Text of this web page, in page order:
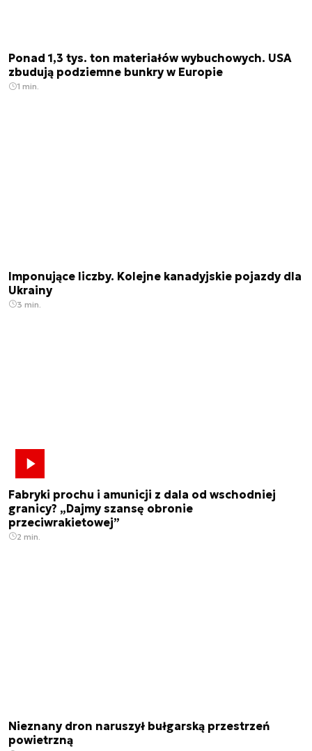
Ponad 1,3 tys. ton materiałów wybuchowych. USA
zbudują podziemne bunkry w Europie
1 min.
Imponujące liczby. Kolejne kanadyjskie pojazdy dla
Ukrainy
3 min.
Fabryki prochu i amunicji z dala od wschodniej
granicy? „Dajmy szansę obronie
przeciwrakietowej”
2 min.
Nieznany dron naruszył bułgarską przestrzeń
powietrzną